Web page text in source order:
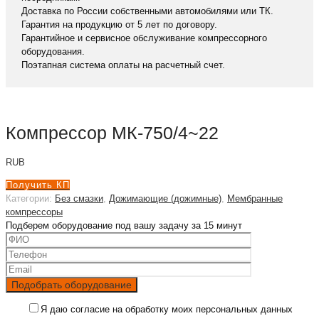
Доставка по России собственными автомобилями или ТК.
Гарантия на продукцию от 5 лет по договору.
Гарантийное и сервисное обслуживание компрессорного
оборудования.
Поэтапная система оплаты на расчетный счет.
Компрессор МК-750/4~22
RUB
Получить КП
Категории: Без смазки Дожимающие (дожимные) Мембранные
компрессоры
Подберем оборудование под вашу задачу за 15 минут
Я даю согласие на обработку моих персональных данных